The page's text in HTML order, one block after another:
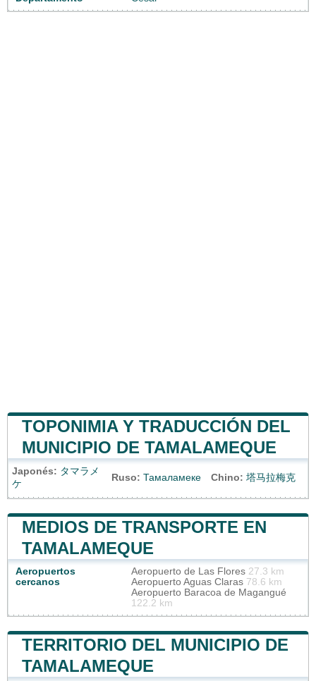
TOPONIMIA Y TRADUCCIÓN DEL
MUNICIPIO DE TAMALAMEQUE
Japonés: タマラメ
ケ
Ruso: Тамаламеке Chino: 塔马拉梅克
MEDIOS DE TRANSPORTE EN
TAMALAMEQUE
Aeropuertos
cercanos
Aeropuerto de Las Flores 27.3 km
Aeropuerto Aguas Claras 78.6 km
Aeropuerto Baracoa de Magangué
122.2 km
TERRITORIO DEL MUNICIPIO DE
TAMALAMEQUE